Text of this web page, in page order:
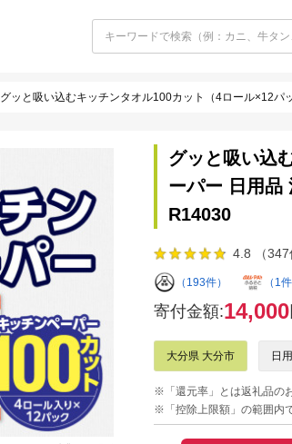
グッと吸い込むキッチンタオル100カット（4ロール×12
グッと吸い込
ーパー 日用品
R14030
4.8 （347
（193件） （1件
寄付金額:14,000
大分県 大分市 日
※「還元率」とは返礼品の
※「控除上限額」の範囲内